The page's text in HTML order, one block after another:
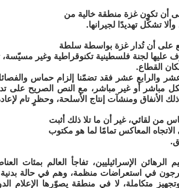
أن تكون غزة منطقة خالية من
تشكّل تهديدًا لجيرانها.
على أن تُدار غزة بواسطة سلطة
عليها لجنة فلسطينية تكنوقراطية وغير مسيّسة،
القطاع.
عشر والرابع عشر فقد تضمّنا إلزام حماس
أو غير مباشر، مع النص الصريح على
الأنفاق ومنشآت إنتاج الأسلحة، وحظرٍ تام لإعادة
من لقائي، غير أن ما تلا ذلك أثبت
المعاكس تمامًا لما هو مكتوب
الرهائن الإسرائيليين، تفاجأ العالم بمئات
في استعراضات منظمة، وهم في حالة بدنية
متكاملة، لا في منطقة يصوّرها الإعلام